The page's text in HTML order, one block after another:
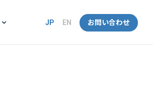
JP EN お問い合わせ